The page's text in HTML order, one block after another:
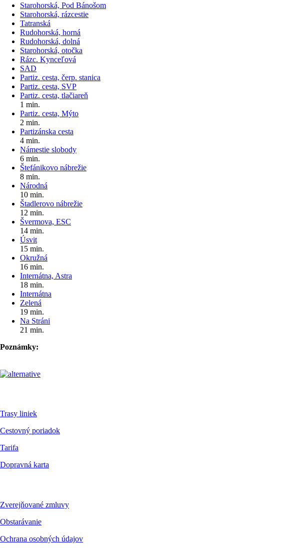
Starohorská, Pod Bánošom
Starohorská, rázcestie
Tatranská
Rudohorská, horná
Rudohorská, dolná
Starohorská, otočka
Rázc. Kynceľová
SAD
Partiz. cesta, čerp. stanica
Partiz. cesta, SVP
Partiz. cesta, tlačiareň
1 min.
Partiz. cesta, Mýto
2 min.
Partizánska cesta
4 min.
Námestie slobody
6 min.
Štefánikovo nábrežie
8 min.
Národná
10 min.
Štadlerovo nábrežie
12 min.
Švermova, ESC
14 min.
Úsvit
15 min.
Okružná
16 min.
Internátna, Astra
18 min.
Internátna
Zelená
19 min.
Na Stráni
21 min.
Poznámky:
Trasy liniek
Cestovný poriadok
Tarifa
Dopravná karta
Zverejňované zmluvy
Obstarávanie
Ochrana osobných údajov